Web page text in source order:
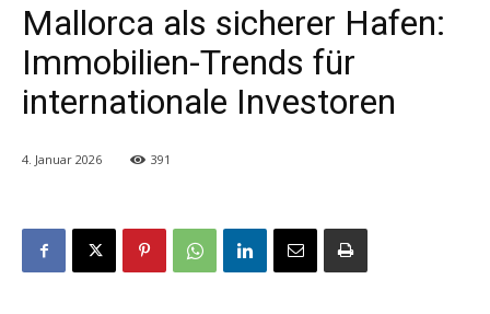
Mallorca als sicherer Hafen:
Immobilien-Trends für
internationale Investoren
4. Januar 2026 391